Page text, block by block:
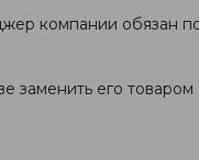
компании обязан
заменить его